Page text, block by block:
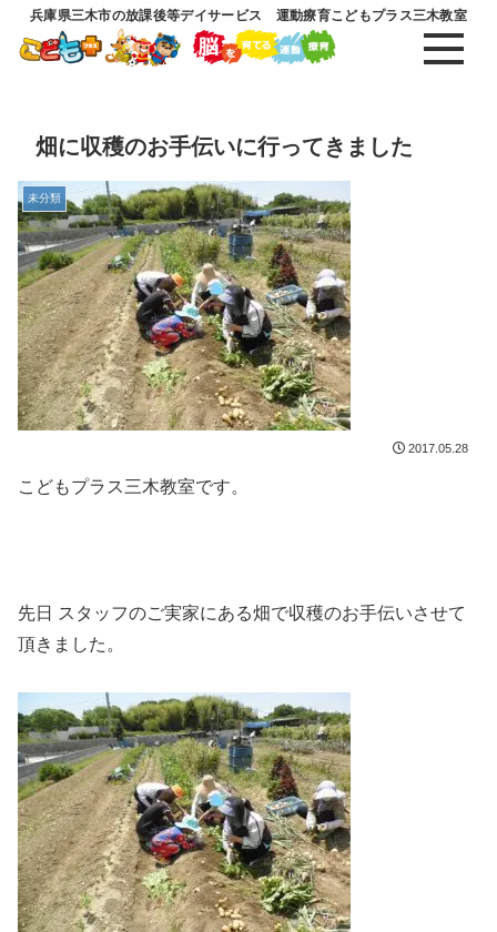
兵庫県三木市の放課後等デイサービス 運動療育こどもプラス三木教室
畑に収穫のお手伝いに行ってきました
未分類
2017.05.28
こどもプラス三木教室です。
先日 スタッフのご実家にある畑で収穫のお手伝いさせて
頂きました。